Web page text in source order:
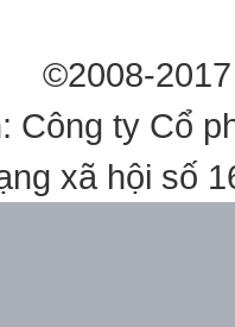
©2008-
Công ty Cổ
xã hội số